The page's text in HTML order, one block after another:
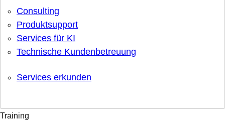
Consulting
Produktsupport
Services für KI
Technische Kundenbetreuung
Services erkunden
Training